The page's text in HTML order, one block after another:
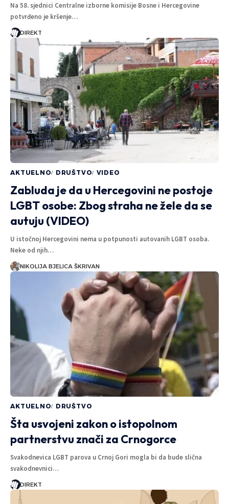
Na 58. sjednici Centralne izborne komisije Bosne i Hercegovine
potvrđeno je kršenje…
DIREKT
AKTUELNO DRUŠTVO VIDEO
Zabluda je da u Hercegovini ne postoje
LGBT osobe: Zbog straha ne žele da se
autuju (VIDEO)
U istočnoj Hercegovini nema u potpunosti autovanih LGBT osoba.
Neke od njih…
NIKOLIJA BJELICA ŠKRIVAN
AKTUELNO DRUŠTVO
Šta usvojeni zakon o istopolnom
partnerstvu znači za Crnogorce
Svakodnevica LGBT parova u Crnoj Gori mogla bi da bude slična
svakodnevnici…
DIREKT